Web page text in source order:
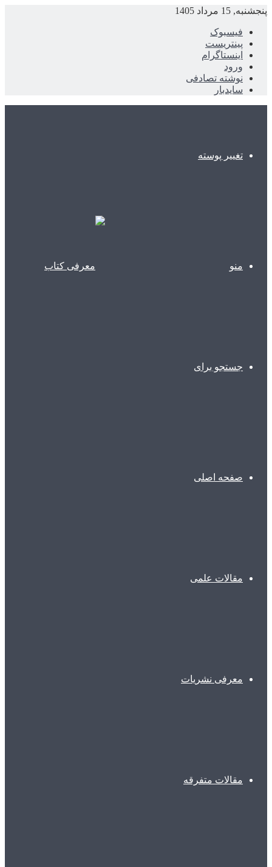
پنجشنبه, 15 مرداد 1405
فیسبوک
پینتریست
اینستاگرام
ورود
نوشته تصادفی
سایدبار
تغییر پوسته
منو
جستجو برای
صفحه اصلی
مقالات علمی
معرفی نشریات
مقالات متفرقه